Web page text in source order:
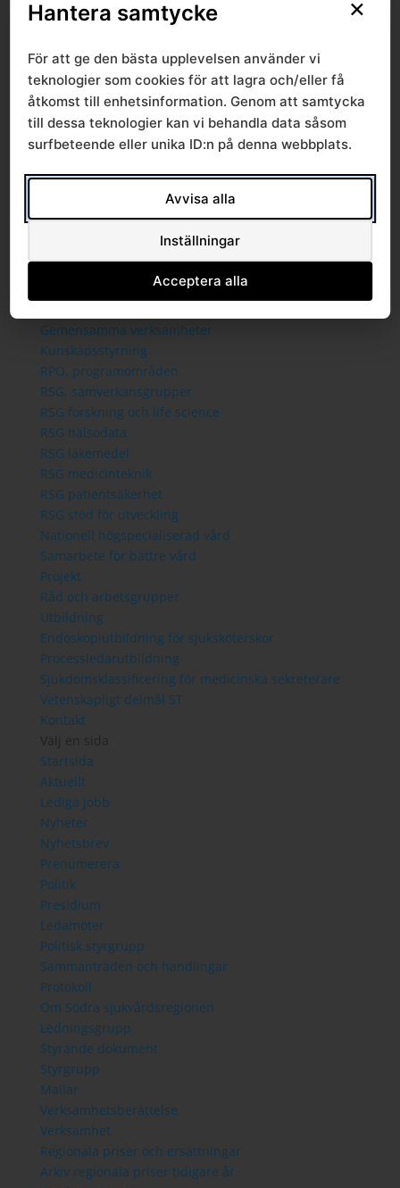
Protokoll
Ledningsgrupp
Styrande dokument
Styrgrupp
Mallar
Verksamhetsberättelse
Arkiv regionala priser tidigare år
Kontakt chefsamråd
Gemensamma verksamheter
Kunskapsstyrning
RPO, programområden
RSG, samverkansgrupper
RSG forskning och life science
RSG hälsodata
RSG läkemedel
RSG medicinteknik
RSG patientsäkerhet
RSG stöd för utveckling
Nationell högspecialiserad vård
Samarbete för bättre vård
Projekt
Råd och arbetsgrupper
Utbildning
Endoskopiutbildning för sjuksköterskor
Processledarutbildning
Sjukdomsklassificering för medicinska sekreterare
Vetenskapligt delmål ST
Kontakt
Välj en sida
Startsida
Aktuellt
Lediga jobb
Nyheter
Nyhetsbrev
Prenumerera
Politik
Presidium
Ledamöter
Politisk styrgrupp
Sammanträden och handlingar
Protokoll
Om Södra sjukvårdsregionen
Ledningsgrupp
Styrande dokument
Styrgrupp
Mallar
Verksamhetsberättelse
Verksamhet
Regionala priser och ersättningar
Arkiv regionala priser tidigare år
×
Hantera samtycke
För att ge den bästa upplevelsen använder vi
teknologier som cookies för att lagra och/eller få
åtkomst till enhetsinformation. Genom att samtycka
till dessa teknologier kan vi behandla data såsom
surfbeteende eller unika ID:n på denna webbplats.
Avvisa alla
Inställningar
Acceptera alla